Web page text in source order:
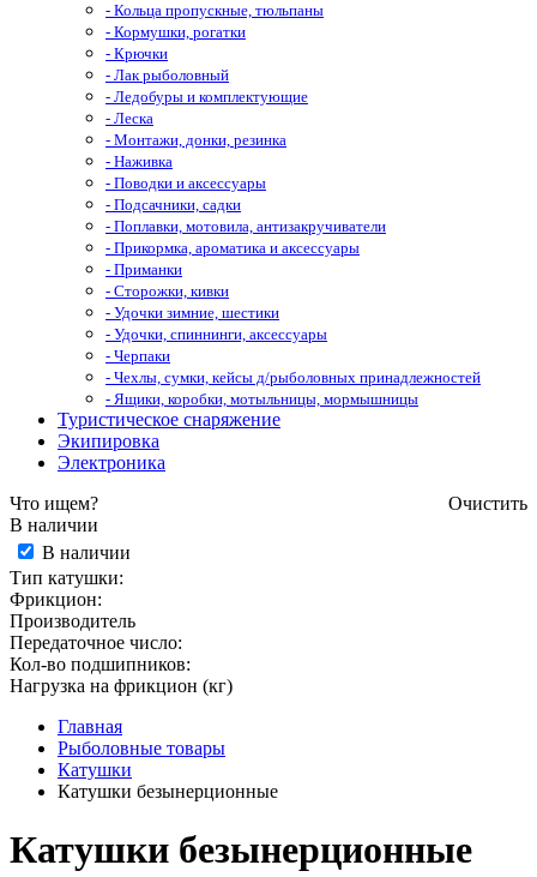
- Кольца пропускные, тюльпаны
- Кормушки, рогатки
- Крючки
- Лак рыболовный
- Ледобуры и комплектующие
- Леска
- Монтажи, донки, резинка
- Наживка
- Поводки и аксессуары
- Подсачники, садки
- Поплавки, мотовила, антизакручиватели
- Прикормка, ароматика и аксессуары
- Приманки
- Сторожки, кивки
- Удочки зимние, шестики
- Удочки, спиннинги, аксессуары
- Черпаки
- Чехлы, сумки, кейсы д/рыболовных принадлежностей
- Ящики, коробки, мотыльницы, мормышницы
Туристическое снаряжение
Экипировка
Электроника
Что ищем?
Очистить
В наличии
В наличии
Тип катушки:
Фрикцион:
Производитель
Передаточное число:
Кол-во подшипников:
Нагрузка на фрикцион (кг)
Главная
Рыболовные товары
Катушки
Катушки безынерционные
Катушки безынерционные